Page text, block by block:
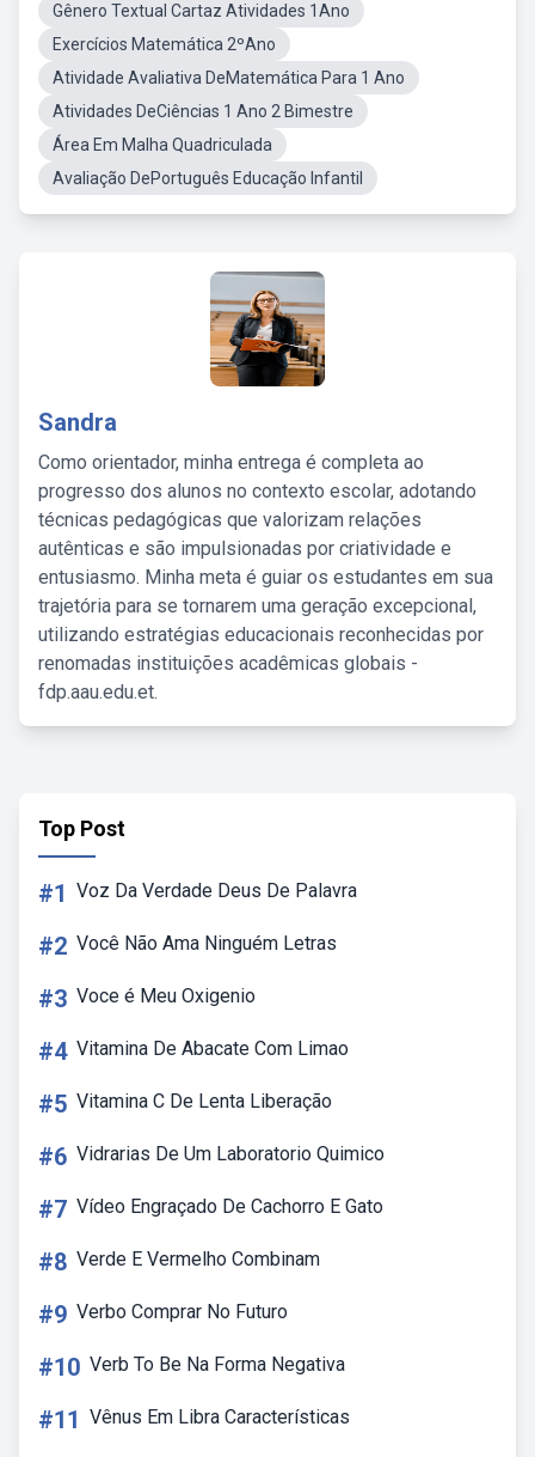
Gênero Textual Cartaz Atividades 1Ano
Exercícios Matemática 2ºAno
Atividade Avaliativa DeMatemática Para 1 Ano
Atividades DeCiências 1 Ano 2 Bimestre
Área Em Malha Quadriculada
Avaliação DePortuguês Educação Infantil
Sandra
Como orientador, minha entrega é completa ao
progresso dos alunos no contexto escolar, adotando
técnicas pedagógicas que valorizam relações
autênticas e são impulsionadas por criatividade e
entusiasmo. Minha meta é guiar os estudantes em sua
trajetória para se tornarem uma geração excepcional,
utilizando estratégias educacionais reconhecidas por
renomadas instituições acadêmicas globais -
fdp.aau.edu.et.
Top Post
#1 Voz Da Verdade Deus De Palavra
#2 Você Não Ama Ninguém Letras
#3 Voce é Meu Oxigenio
#4 Vitamina De Abacate Com Limao
#5 Vitamina C De Lenta Liberação
#6 Vidrarias De Um Laboratorio Quimico
#7 Vídeo Engraçado De Cachorro E Gato
#8 Verde E Vermelho Combinam
#9 Verbo Comprar No Futuro
#10 Verb To Be Na Forma Negativa
#11 Vênus Em Libra Características